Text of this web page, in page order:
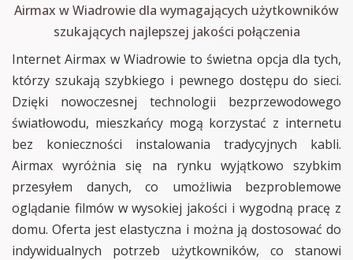
Airmax w Wiadrowie dla wymagających użytkowników
szukających najlepszej jakości połączenia
Internet Airmax w Wiadrowie to świetna opcja dla tych,
którzy szukają szybkiego i pewnego dostępu do sieci.
Dzięki nowoczesnej technologii bezprzewodowego
światłowodu, mieszkańcy mogą korzystać z internetu
bez konieczności instalowania tradycyjnych kabli.
Airmax wyróżnia się na rynku wyjątkowo szybkim
przesyłem danych, co umożliwia bezproblemowe
oglądanie filmów w wysokiej jakości i wygodną pracę z
domu. Oferta jest elastyczna i można ją dostosować do
indywidualnych potrzeb użytkowników, co stanowi